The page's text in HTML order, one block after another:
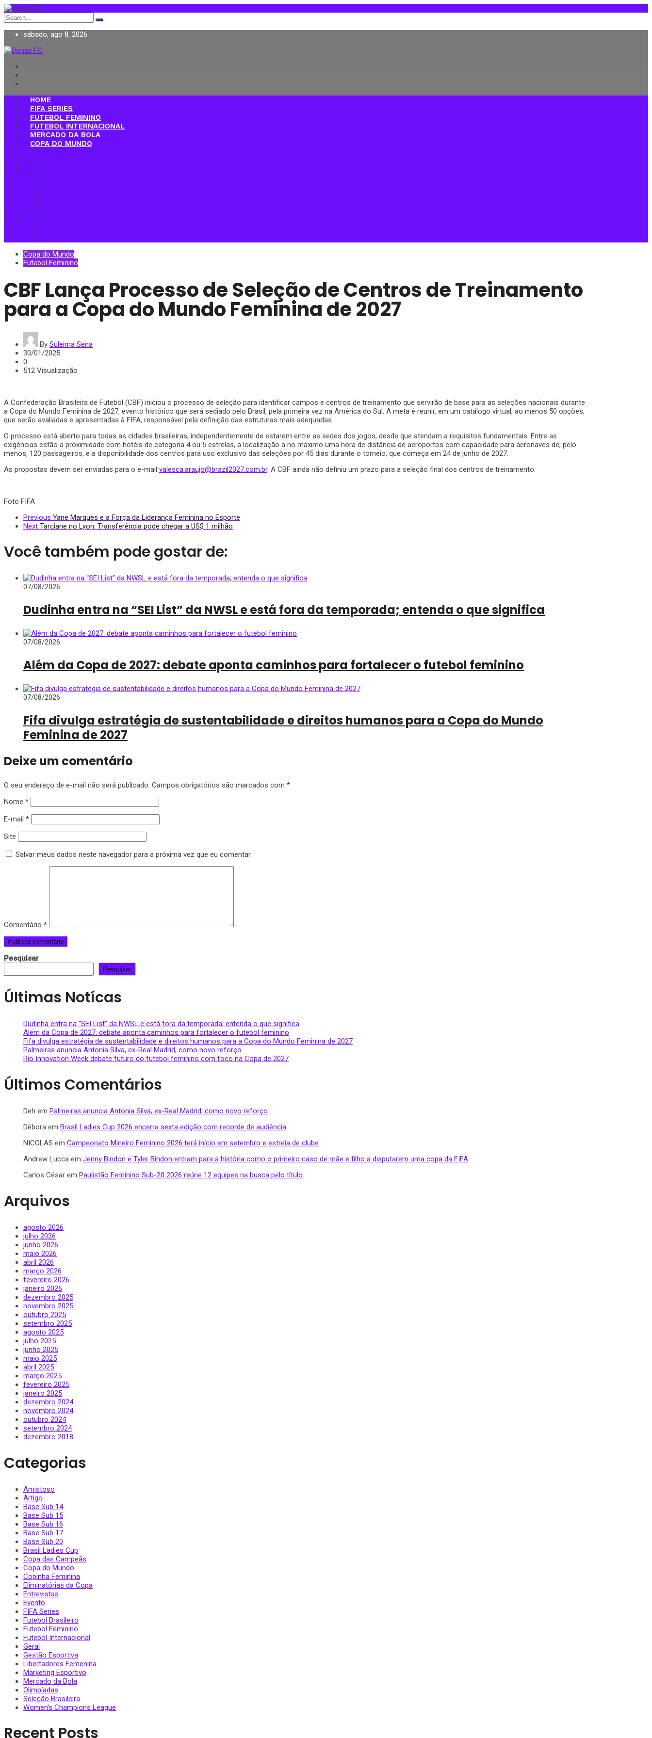
Search
for:
sábado, ago 8, 2026
Donas FC
HOME
FIFA SERIES
FUTEBOL FEMININO
FUTEBOL INTERNACIONAL
MERCADO DA BOLA
COPA DO MUNDO
Copa do Mundo
Futebol Feminino
CBF Lança Processo de Seleção de Centros de Treinamento
para a Copa do Mundo Feminina de 2027
By Suleima Sena
30/01/2025
0
512 Visualização
A Confederação Brasileira de Futebol (CBF) iniciou o processo de seleção para identificar campos e centros de treinamento que servirão de base para as seleções nacionais durante
a Copa do Mundo Feminina de 2027, evento histórico que será sediado pelo Brasil, pela primeira vez na América do Sul. A meta é reunir, em um catálogo virtual, ao menos 50 opções,
que serão avaliadas e apresentadas à FIFA, responsável pela definição das estruturas mais adequadas.
O processo está aberto para todas as cidades brasileiras, independentemente de estarem entre as sedes dos jogos, desde que atendam a requisitos fundamentais. Entre as
exigências estão a proximidade com hotéis de categoria 4 ou 5 estrelas, a localização a no máximo uma hora de distância de aeroportos com capacidade para aeronaves de, pelo
menos, 120 passageiros, e a disponibilidade dos centros para uso exclusivo das seleções por 45 dias durante o torneio, que começa em 24 de junho de 2027.
As propostas devem ser enviadas para o e-mail valesca.araujo@brazil2027.com. br. A CBF ainda não definiu um prazo para a seleção final dos centros de treinamento.
Foto FIFA
Previous Yane Marques e a Força da Liderança Feminina no Esporte
Next Tarciane no Lyon: Transferência pode chegar a US$ 1 milhão
Você também pode gostar de:
07/08/2026
Dudinha entra na “SEI List” da NWSL e está fora da temporada; entenda o que significa
07/08/2026
Além da Copa de 2027: debate aponta caminhos para fortalecer o futebol feminino
07/08/2026
Fifa divulga estratégia de sustentabilidade e direitos humanos para a Copa do Mundo
Feminina de 2027
Deixe um comentário
O seu endereço de e-mail não será publicado. Campos obrigatórios são marcados com *
Nome *
E-mail *
Site
Salvar meus dados neste navegador para a próxima vez que eu comentar.
Comentário *
Pesquisar
Pesquisar
Últimas Notícas
Dudinha entra na “SEI List” da NWSL e está fora da temporada; entenda o que significa
Além da Copa de 2027: debate aponta caminhos para fortalecer o futebol feminino
Fifa divulga estratégia de sustentabilidade e direitos humanos para a Copa do Mundo Feminina de 2027
Palmeiras anuncia Antonia Silva, ex-Real Madrid, como novo reforço
Rio Innovation Week debate futuro do futebol feminino com foco na Copa de 2027
Últimos Comentários
Deh em Palmeiras anuncia Antonia Silva, ex-Real Madrid, como novo reforço
Débora em Brasil Ladies Cup 2026 encerra sexta edição com recorde de audiência
NICOLAS em Campeonato Mineiro Feminino 2026 terá início em setembro e estreia de clube
Andrew Lucca em Jenny Bindon e Tyler Bindon entram para a história como o primeiro caso de mãe e filho a disputarem uma copa da FIFA
Carlos César em Paulistão Feminino Sub-20 2026 reúne 12 equipes na busca pelo título
Arquivos
agosto 2026
julho 2026
junho 2026
maio 2026
abril 2026
março 2026
fevereiro 2026
janeiro 2026
dezembro 2025
novembro 2025
outubro 2025
setembro 2025
agosto 2025
julho 2025
junho 2025
maio 2025
abril 2025
março 2025
fevereiro 2025
janeiro 2025
dezembro 2024
novembro 2024
outubro 2024
setembro 2024
dezembro 2018
Categorias
Amistoso
Artigo
Base Sub 14
Base Sub 15
Base Sub 16
Base Sub 17
Base Sub 20
Brasil Ladies Cup
Copa das Campeãs
Copa do Mundo
Copinha Feminina
Eliminatórias da Copa
Entrevistas
Evento
FIFA Series
Futebol Brasileiro
Futebol Feminino
Futebol Internacional
Geral
Gestão Esportiva
Libertadores Femenina
Marketing Esportivo
Mercado da Bola
Olimpíadas
Seleção Brasileira
Women's Champions League
Recent Posts